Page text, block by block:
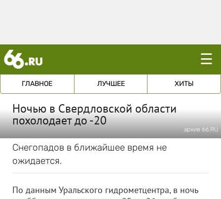
☰
ГЛАВНОЕ ЛУЧШЕЕ ХИТЫ
Ночью в Свердловской области
похолодает до -20
архив 66.RU
Снегопадов в ближайшее время не
ожидается.
По данным Уральского гидрометцентра, в ночь